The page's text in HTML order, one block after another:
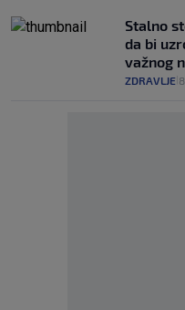
Stalno
da bi
važnog
ZDRAVLJE